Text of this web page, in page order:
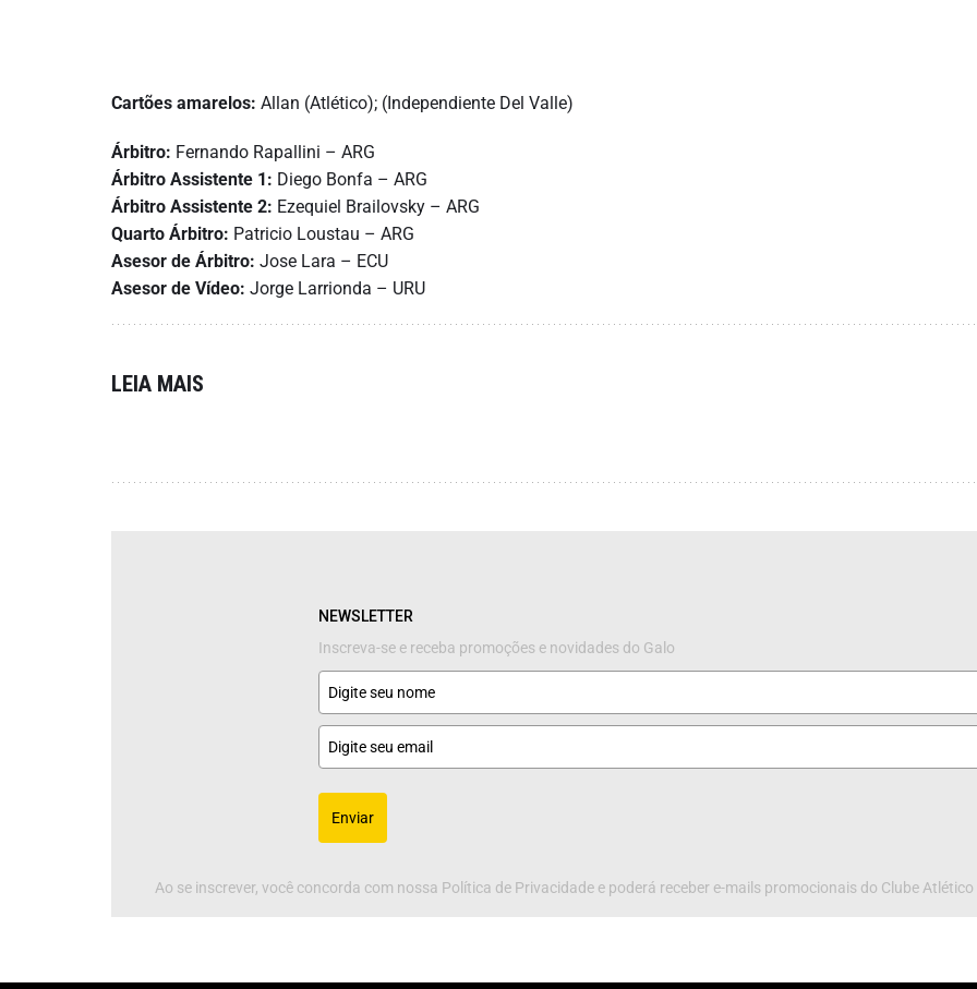
Cartões amarelos: Allan (Atlético); (Independiente Del Valle)
Árbitro: Fernando Rapallini – ARG
Árbitro Assistente 1: Diego Bonfa – ARG
Árbitro Assistente 2: Ezequiel Brailovsky – ARG
Quarto Árbitro: Patricio Loustau – ARG
Asesor de Árbitro: Jose Lara – ECU
Asesor de Vídeo: Jorge Larrionda – URU
LEIA MAIS
NEWSLETTER
Inscreva-se e receba promoções e novidades do Galo
Enviar
Ao se inscrever, você concorda com nossa Política de Privacidade e poderá receber e-mails promocionais do Clube Atlético